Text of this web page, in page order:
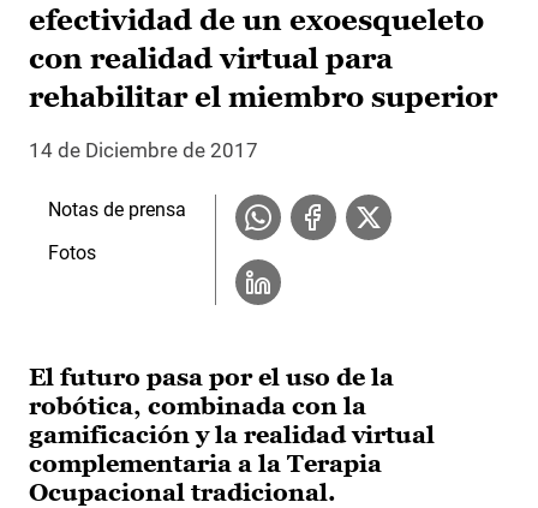
efectividad de un exoesqueleto
con realidad virtual para
rehabilitar el miembro superior
14 de Diciembre de 2017
El futuro pasa por el uso de la
robótica, combinada con la
gamificación y la realidad virtual
complementaria a la Terapia
Ocupacional tradicional.
Notas de prensa
Fotos